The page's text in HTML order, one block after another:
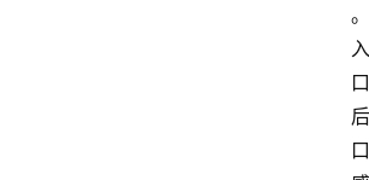
。
入
口
后
口